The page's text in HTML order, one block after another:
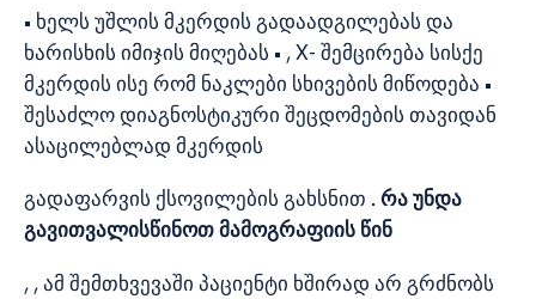
• ხელს უშლის მკერდის გადაადგილებას და
ხარისხის იმიჯის მიღებას • , X- შემცირება სისქე
მკერდის ისე რომ ნაკლები სხივების მიწოდება •
შესაძლო დიაგნოსტიკური შეცდომების თავიდან
ასაცილებლად მკერდის
გადაფარვის ქსოვილების გახსნით . რა უნდა
გავითვალისწინოთ მამოგრაფიის წინ
, , ამ შემთხვევაში პაციენტი ხშირად არ გრძნობს